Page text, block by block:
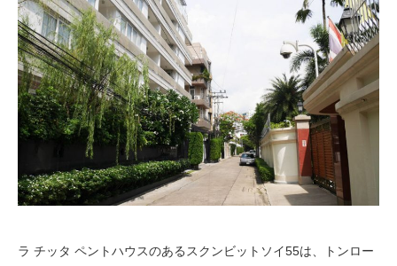
ラ チッタ ペントハウスのあるスクンビットソイ55は、トンロー